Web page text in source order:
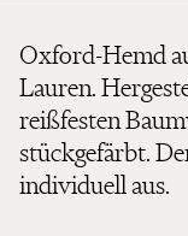
Oxford-Hemd
Lauren.
reißfesten
stückgefärbt.
individuell aus.